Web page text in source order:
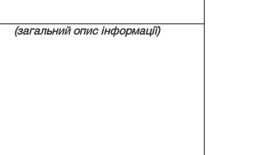
(загальний опис інформації)